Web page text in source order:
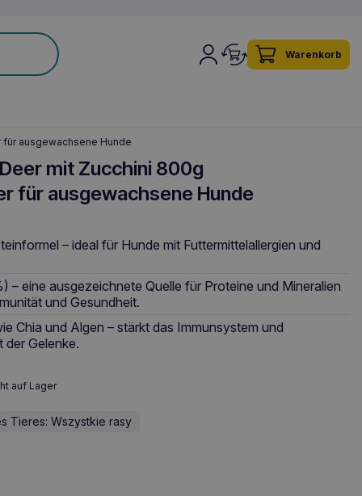
Warenkorb
für ausgewachsene Hunde
mit Zucchini 800g
für ausgewachsene Hunde
– ideal für Hunde mit Futtermittelallergien und
– eine ausgezeichnete Quelle für Proteine und Mineralien
und Gesundheit.
Chia und Algen – stärkt das Immunsystem und
der Gelenke.
auf Lager
Tieres: Wszystkie rasy